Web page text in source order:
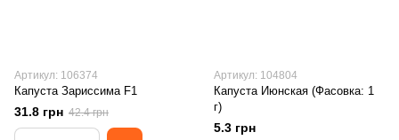
Артикул: 106374
Капуста Зариссима F1
31.8 грн 42.4 грн
Артикул: 104804
Капуста Июнская (Фасовка: 1
г)
5.3 грн